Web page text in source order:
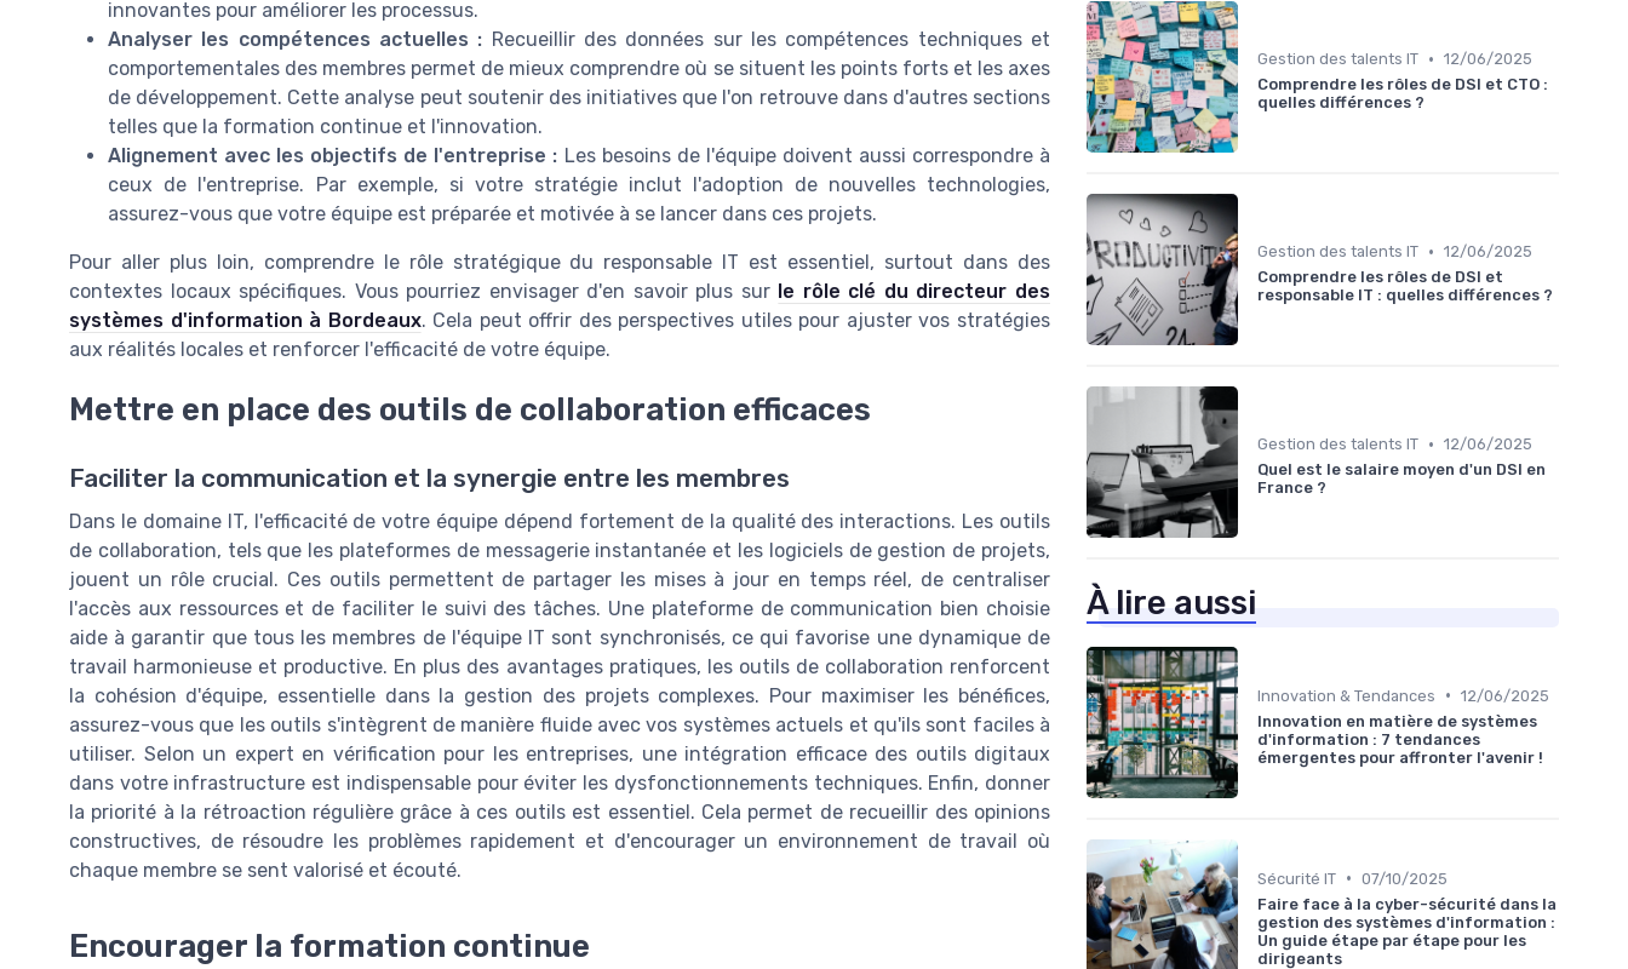
innovantes pour améliorer les processus.
Analyser les compétences actuelles : Recueillir des données sur les compétences techniques et
comportementales des membres permet de mieux comprendre où se situent les points forts et les axes
de développement. Cette analyse peut soutenir des initiatives que l'on retrouve dans d'autres sections
telles que la formation continue et l'innovation.
Alignement avec les objectifs de l'entreprise : Les besoins de l'équipe doivent aussi correspondre à
ceux de l'entreprise. Par exemple, si votre stratégie inclut l'adoption de nouvelles technologies,
assurez-vous que votre équipe est préparée et motivée à se lancer dans ces projets.
Pour aller plus loin, comprendre le rôle stratégique du responsable IT est essentiel, surtout dans des
contextes locaux spécifiques. Vous pourriez envisager d'en savoir plus sur le rôle clé du directeur des
systèmes d'information à Bordeaux. Cela peut offrir des perspectives utiles pour ajuster vos stratégies
aux réalités locales et renforcer l'efficacité de votre équipe.
Mettre en place des outils de collaboration efficaces
Faciliter la communication et la synergie entre les membres
Dans le domaine IT, l'efficacité de votre équipe dépend fortement de la qualité des interactions. Les outils
de collaboration, tels que les plateformes de messagerie instantanée et les logiciels de gestion de projets,
jouent un rôle crucial. Ces outils permettent de partager les mises à jour en temps réel, de centraliser
l'accès aux ressources et de faciliter le suivi des tâches. Une plateforme de communication bien choisie
aide à garantir que tous les membres de l'équipe IT sont synchronisés, ce qui favorise une dynamique de
travail harmonieuse et productive. En plus des avantages pratiques, les outils de collaboration renforcent
la cohésion d'équipe, essentielle dans la gestion des projets complexes. Pour maximiser les bénéfices,
assurez-vous que les outils s'intègrent de manière fluide avec vos systèmes actuels et qu'ils sont faciles à
utiliser. Selon un expert en vérification pour les entreprises, une intégration efficace des outils digitaux
dans votre infrastructure est indispensable pour éviter les dysfonctionnements techniques. Enfin, donner
la priorité à la rétroaction régulière grâce à ces outils est essentiel. Cela permet de recueillir des opinions
constructives, de résoudre les problèmes rapidement et d'encourager un environnement de travail où
chaque membre se sent valorisé et écouté.
Encourager la formation continue
Gestion des talents IT • 12/06/2025
Comprendre les rôles de DSI et CTO :
quelles différences ?
Gestion des talents IT • 12/06/2025
Comprendre les rôles de DSI et
responsable IT : quelles différences ?
Gestion des talents IT • 12/06/2025
Quel est le salaire moyen d'un DSI en
France ?
À lire aussi
Innovation & Tendances • 12/06/2025
Innovation en matière de systèmes
d'information : 7 tendances
émergentes pour affronter l'avenir !
Sécurité IT • 07/10/2025
Faire face à la cyber-sécurité dans la
gestion des systèmes d'information :
Un guide étape par étape pour les
dirigeants